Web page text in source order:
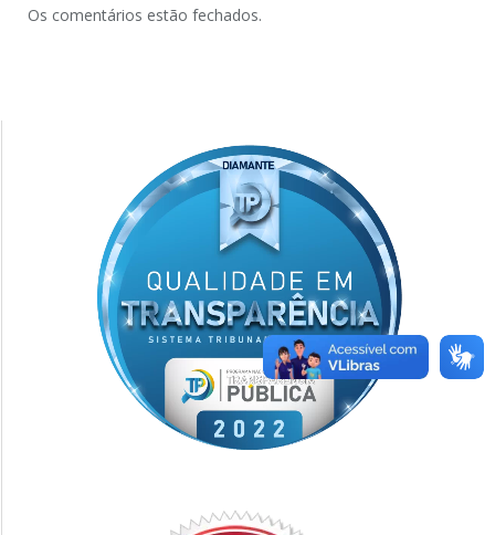
Os comentários estão fechados.